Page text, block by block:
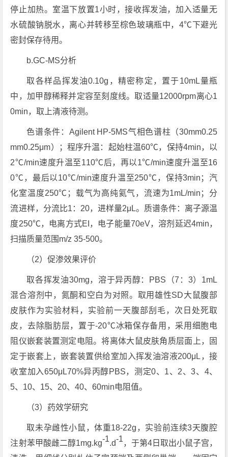
停止加热。室温下放置1小时，接收挥发油，加入适量无
水硫酸钠脱水，离心并转移至棕色玻璃瓶中，4℃下避光
密封保存待用。
b.GC-MS分析
取各样品挥发油0.10g，精密称定，置于10mL量瓶
中，加甲醇稀释并定容至刻度线。取适量12000rpm离心1
0min，取上清液待测。
色谱条件：Agilent HP-5MS气相色谱柱（30mm0.25
mm0.25μm）；程序升温：起始柱温60℃，保持4min，以
2℃/min速度升温至110℃后，再以1℃/min速度升温至16
0℃，最后以10℃/min速度升温至250℃，保持3min；汽
化室温度250℃；载气为高纯氦气，流速为1mL/min；分
流进样，分流比1：20，进样量2μL。质谱条件：离子源温
度250℃，电离方式EI，电子能量70eV，溶剂延迟4min，
扫描质量范围m/z 35-500。
（2）促渗效果评价
取各挥发油30mg，溶于异丙醇：PBS（7：3）1mL
混合溶剂中，氮酮和空白为对照。取用雄性SD大鼠腹部
皮肤作为实验材料，实验前一天腹部刮毛，次日处死取
皮，去除脂肪层，置于-20℃冰箱保存备用，采用细胞电
阻仪嵌套装置测定电阻。将离体大鼠皮肤角质层面上，固
定于嵌套上，嵌套装置供给室加入挥发油溶液200μL，接
收室加入650μL70%异丙醇PBS，测定0、1、2、3、4、
5、10、15、20、40、60min电阻值。
（3）药效学研究
取未孕雌性小鼠，体重18-22g，实验前连续3天腹腔
注射苯甲酸雌二醇1mg.kg-1.d-1，于第4日取出小鼠子宫，